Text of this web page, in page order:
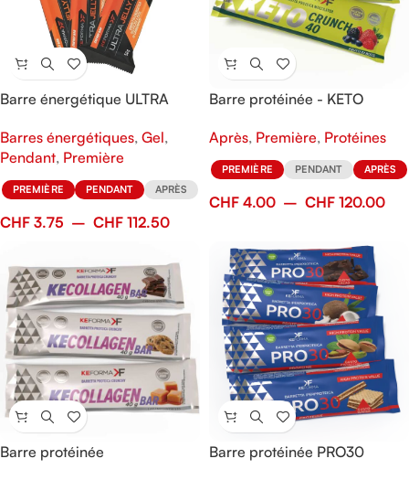
Barre énergétique ULTRA
Barres énergétiques, Gel,
Pendant, Première
PREMIÈRE PENDANT APRÈS
CHF 3.75 – CHF 112.50
Barre protéinée - KETO
Après, Première, Protéines
PREMIÈRE PENDANT APRÈS
CHF 4.00 – CHF 120.00
Barre protéinée
Barre protéinée PRO30